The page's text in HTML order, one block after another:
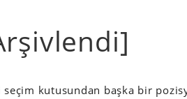
kutusundan başka bir